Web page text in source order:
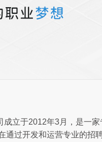
成立于2012年3月，是一家
通过开发和运营专业的招